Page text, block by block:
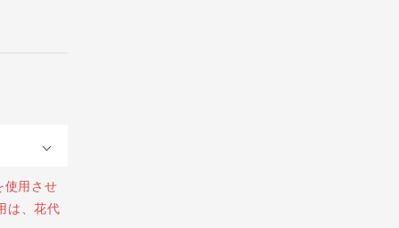
使用させ
は、花代